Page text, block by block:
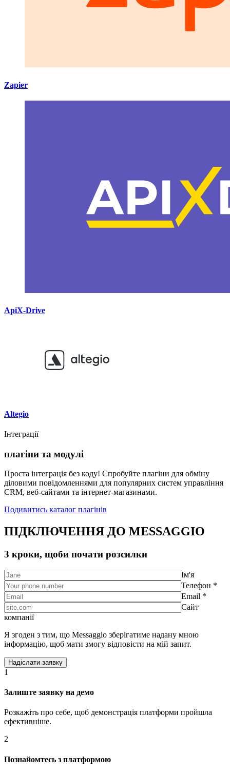
Zapier
ApiX-Drive
Altegio
Інтеграції
плагіни та модулі
Проста інтеграція без коду! Спробуйте плагіни для обміну
діловими повідомленнями для популярних систем управління
CRM, веб-сайтами та інтернет-магазинами.
Подивитись каталог плагінів
ПІДКЛЮЧЕННЯ ДО MESSAGGIO
3 кроки, щоби почати розсилки
Ім'я
Телефон *
Email *
Сайт
компанії
Я згоден з тим, що Messaggio зберігатиме надану мною
інформацію, щоб мати змогу відповісти на мій запит.
1
Залиште заявку на демо
Розкажіть про себе, щоб демонстрація платформи пройшла
ефективніше.
2
Познайомтесь з платформою